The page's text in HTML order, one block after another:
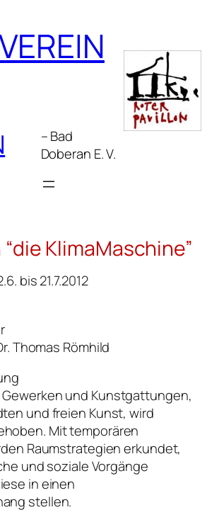
– Bad
Doberan E. V.
KlimaMaschine”
bis 21.7.2012
Thomas Römhild
und Kunstgattungen,
und freien Kunst, wird
Mit temporären
Raumstrategien erkundet,
und soziale Vorgänge
in einen
stellen.